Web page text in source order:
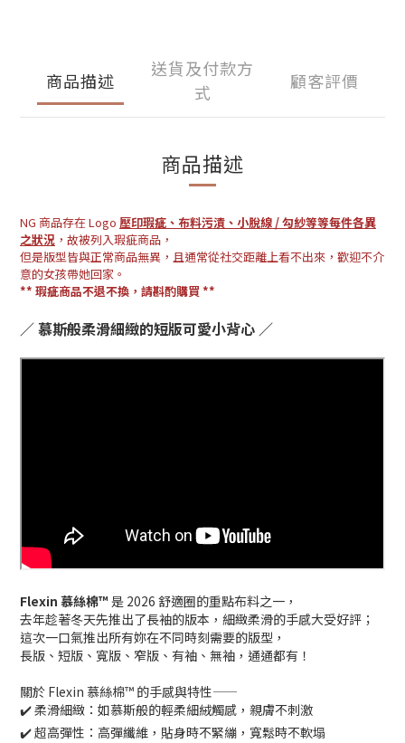
商品描述
送貨及付款方
式
顧客評價
商品描述
NG 商品存在 Logo 壓印瑕疵、布料污漬、小脫線 / 勾紗等等每件各異
之狀況 ，故被列入瑕疵商品，
但是版型皆與正常商品無異，且通常從社交距離上看不出來，歡迎不介
意的女孩帶她回家。
** 瑕疵商品不退不換，請斟酌購買 **
／ 慕斯般柔滑細緻的短版可愛小背心 ／
Flexin 慕絲棉™是 2026 舒適圈的重點布料之一，
去年趁著冬天先推出了長袖的版本，細緻柔滑的手感大受好評；
這次一口氣推出所有妳在不同時刻需要的版型，
長版、短版、寬版、窄版、有袖、無袖，通通都有！
關於 Flexin 慕絲棉™ 的手感與特性——
✔️ 柔滑細緻：如慕斯般的輕柔細絨觸感，親膚不刺激
✔️ 超高彈性：高彈纖維，貼身時不緊繃，寬鬆時不軟塌